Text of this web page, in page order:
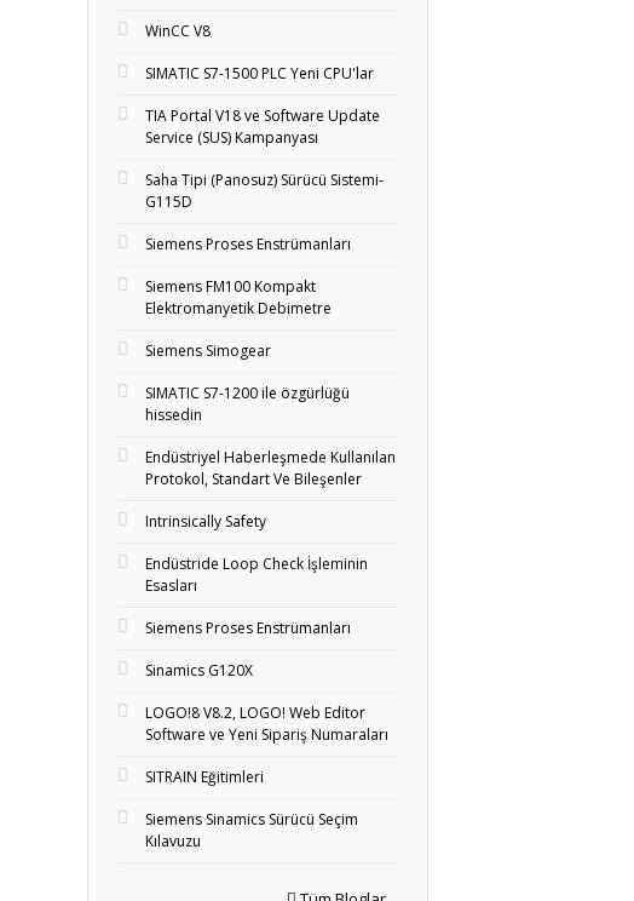
WinCC V8
SIMATIC S7-1500 PLC Yeni CPU'lar
TIA Portal V18 ve Software Update
Service (SUS) Kampanyası
Saha Tipi (Panosuz) Sürücü Sistemi-
G115D
Siemens Proses Enstrümanları
Siemens FM100 Kompakt
Elektromanyetik Debimetre
Siemens Simogear
SIMATIC S7-1200 ile özgürlüğü
hissedin
Endüstriyel Haberleşmede Kullanılan
Protokol, Standart Ve Bileşenler
Intrinsically Safety
Endüstride Loop Check İşleminin
Esasları
Siemens Proses Enstrümanları
Sinamics G120X
LOGO!8 V8.2, LOGO! Web Editor
Software ve Yeni Sipariş Numaraları
SITRAIN Eğitimleri
Siemens Sinamics Sürücü Seçim
Kılavuzu